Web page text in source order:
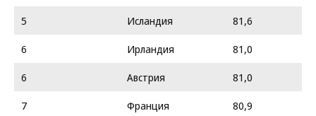
5
Исландия
81,6
6
Ирландия
81,0
6
Австрия
81,0
7
Франция
80,9